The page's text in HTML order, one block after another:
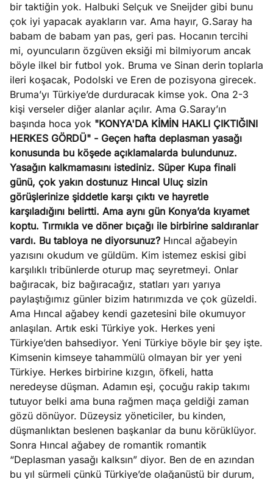
bir taktiğin yok. Halbuki Selçuk ve Sneijder gibi bunu
çok iyi yapacak ayakların var. Ama hayır, G.Saray ha
babam de babam yan pas, geri pas. Hocanın tercihi
mi, oyuncuların özgüven eksiği mi bilmiyorum ancak
böyle ilkel bir futbol yok. Bruma ve Sinan derin toplarla
ileri koşacak, Podolski ve Eren de pozisyona girecek.
Bruma’yı Türkiye’de durduracak kimse yok. Ona 2-3
kişi verseler diğer alanlar açılır. Ama G.Saray’ın
başında hoca yok "KONYA'DA KİMİN HAKLI ÇIKTIĞINI
HERKES GÖRDÜ" - Geçen hafta deplasman yasağı
konusunda bu köşede açıklamalarda bulundunuz.
Yasağın kalkmamasını istediniz. Süper Kupa finali
günü, çok yakın dostunuz Hıncal Uluç sizin
görüşlerinize şiddetle karşı çıktı ve hayretle
karşıladığını belirtti. Ama aynı gün Konya’da kıyamet
koptu. Tırmıkla ve döner bıçağı ile birbirine saldıranlar
vardı. Bu tabloya ne diyorsunuz? Hıncal ağabeyin
yazısını okudum ve güldüm. Kim istemez eskisi gibi
karşılıklı tribünlerde oturup maç seyretmeyi. Onlar
bağıracak, biz bağıracağız, statları yarı yarıya
paylaştığımız günler bizim hatırımızda ve çok güzeldi.
Ama Hıncal ağabey kendi gazetesini bile okumuyor
anlaşılan. Artık eski Türkiye yok. Herkes yeni
Türkiye’den bahsediyor. Yeni Türkiye böyle bir şey işte.
Kimsenin kimseye tahammülü olmayan bir yer yeni
Türkiye. Herkes birbirine kızgın, öfkeli, hatta
neredeyse düşman. Adamın eşi, çocuğu rakip takımı
tutuyor belki ama buna rağmen maça geldiği zaman
gözü dönüyor. Düzeysiz yöneticiler, bu kinden,
düşmanlıktan beslenen başkanlar da bunu körüklüyor.
Sonra Hıncal ağabey de romantik romantik
“Deplasman yasağı kalksın” diyor. Ben de en azından
bu yıl sürmeli çünkü Türkiye’de olağanüstü bir durum,